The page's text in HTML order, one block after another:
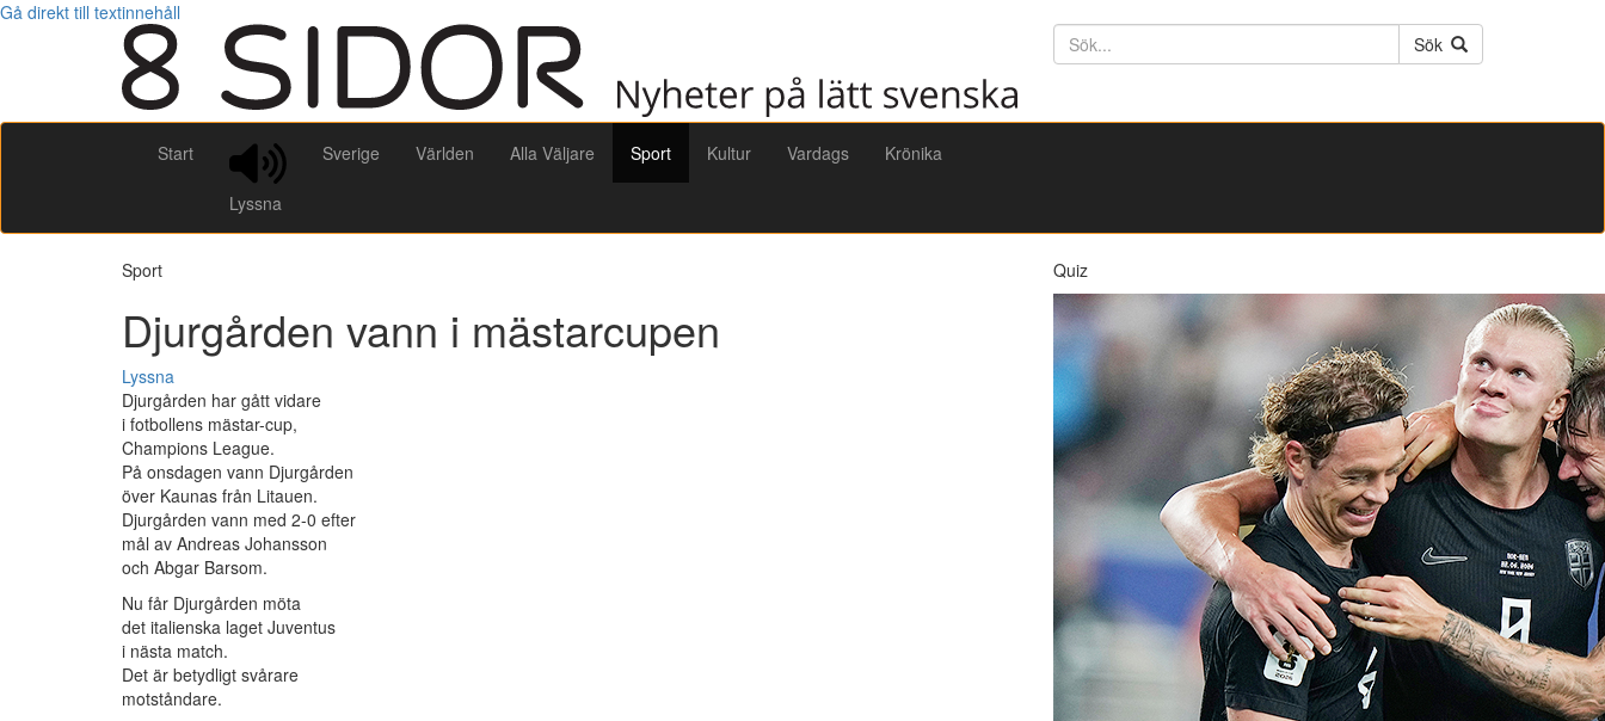
Gå direkt till textinnehåll
Söktext
Sök
Start
Lyssna
Sverige Världen Alla Väljare Sport Kultur Vardags Krönika
Sport
Djurgården vann i mästarcupen
Lyssna
Djurgården har gått vidare
i fotbollens mästar-cup,
Champions League.
På onsdagen vann Djurgården
över Kaunas från Litauen.
Djurgården vann med 2-0 efter
mål av Andreas Johansson
och Abgar Barsom.
Nu får Djurgården möta
det italienska laget Juventus
i nästa match.
Det är betydligt svårare
motståndare.
Quiz